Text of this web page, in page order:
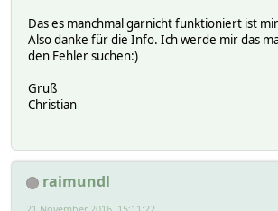
Das es manchmal garnicht funktioniert ist
Also danke für die Info. Ich werde mir das
den Fehler suchen:)
Gruß
Christian
raimundl